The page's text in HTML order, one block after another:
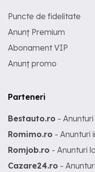
Puncte de fidelitate
Anunț Premium
Abonament VIP
Anunț promo
Parteneri
Bestauto.ro -
Romimo.ro - Anunturi
Romjob.ro - Anunturi
Cazare24.ro -